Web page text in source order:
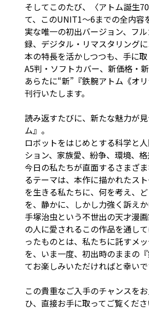
そしてこのたび、〈アトム誕生
て、このUNIT1～6までの全内容
実な唯一の初出バージョン、フ
録、デジタル・リマスタリング
本の特長を活かしつつも、手に
A5判・ソフトカバー、新価格・
あらたに“新”『鉄腕アトム《オ
刊行いたします。
読み返すたびに、新たな魅力が
ム』。
ロボットをはじめとする科学と
ション、家族愛、紛争、環境、格
今日の私たちが直面するさまざ
るテーマは、本作に描かれたス
を生きる私たちに、何を考え、
を、静かに、しかし力強く訴えか
手塚治虫という不世出の天才漫
の人に愛されるこの作品を通し
ったものとは、私たちに託すメ
を、いま一度、初出時のままの
てお楽しみいただければと幸いで
この貴重なご入手のチャンスを
ひ、直接お手に取ってご覧くださ